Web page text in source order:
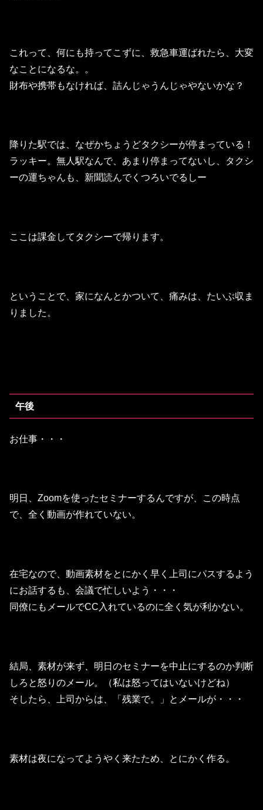
これって、何にも持ってこずに、救急車運ばれたら、大変
なことになるな。。
財布や携帯もなければ、詰んじゃうんじゃやないかな？
降りた駅では、なぜかちょうどタクシーが停まっている！
ラッキー。無人駅なんで、あまり停まってないし、タクシ
ーの運ちゃんも、新聞読んでくつろいでるしー
ここは課金してタクシーで帰ります。
ということで、家になんとかついて、痛みは、たいぶ収ま
りました。
午後
お仕事・・・
明日、Zoomを使ったセミナーするんですが、この時点
で、全く動画が作れていない。
在宅なので、動画素材をとにかく早く上司にパスするよう
にお話するも、会議で忙しいよう・・・
同僚にもメールでCC入れているのに全く気が利かない。
結局、素材が来ず、明日のセミナーを中止にするのか判断
しろと怒りのメール。（私は怒ってはいないけどね）
そしたら、上司からは、「残業で。」とメールが・・・
素材は夜になってようやく来たため、とにかく作る。